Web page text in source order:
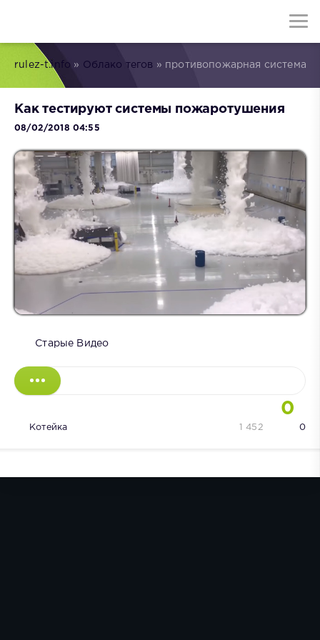
rulez-t.info » Облако тегов » противопожарная система
Как тестируют системы пожаротушения
08/02/2018 04:55
Старые Видео
0
Котейка 0
1 452